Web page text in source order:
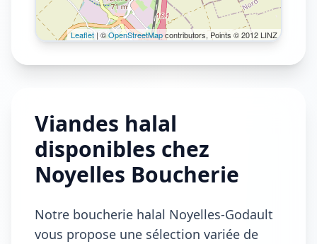
Leaflet | ©OpenStreetMapcontributors, Points © 2012 LINZ
Viandes halal
disponibles chez
Noyelles Boucherie
Notre boucherie halal Noyelles-Godault
vous propose une sélection variée de